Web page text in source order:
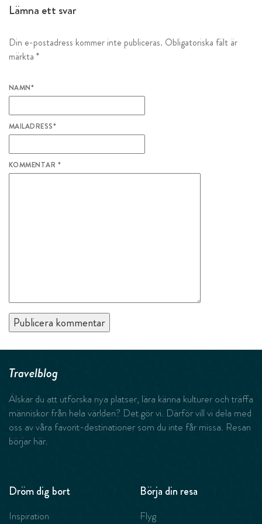
Lämna ett svar
Din e-postadress kommer inte publiceras. Obligatoriska fält är
märkta *
NAMN*
MAILADRESS*
KOMMENTAR *
Travelblog
Älskar du att utforska nya platser, lära känna kulturer och träffa
människor från hela världen? Det gör vi. Därför vill vi dela med
oss av våra favorit-destinationer som du inte får missa. Resan
börjar här.
Dröm dig bort
Inspiration
Börja din resa
Flyg